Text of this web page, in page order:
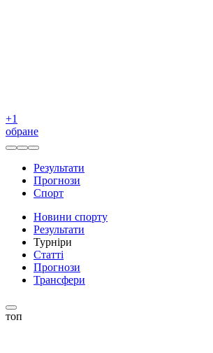
+1
обране
Результати
Прогнози
Спорт
Новини спорту
Результати
Турніри
Статті
Прогнози
Трансфери
топ